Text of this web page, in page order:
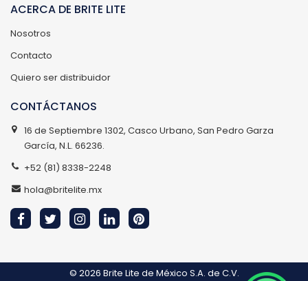
ACERCA DE BRITE LITE
Nosotros
Contacto
Quiero ser distribuidor
CONTÁCTANOS
16 de Septiembre 1302, Casco Urbano, San Pedro Garza
García, N.L. 66236.
+52 (81) 8338-2248
hola@britelite.mx
© 2026 Brite Lite de México S.A. de C.V.